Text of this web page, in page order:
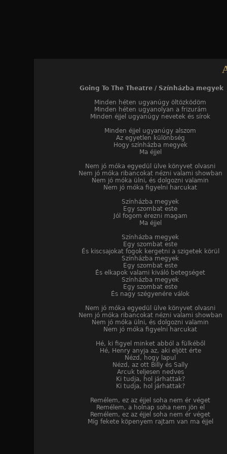
Going To The Theatre / Színházba megyek
Minden héten ugyanúgy öltözködöm
Minden héten ugyanolyan a frizurám
Minden éjjel ugyanúgy nevetek és sírok
Minden éjjel ugyanúgy alszom
Az egyetlen különbség
Hogy színházba megyek
Ma éjjel
Nem jó móka egyedül ülve könyvet olvasni
Nem jó móka ribancokat nézni valami showban
Nem jó móka ülni, és dolgozni valamin
Nem jó móka figyelni harcukat
Színházba megyek
Egy szombat este
Jól fogom érezni magam
Ma éjjel
Színházba megyek
Egy szombat este
És kiscsajokat fogok kergetni a szigetek körül
Színházba megyek
Egy szombat este
És elkapok valami kiváló betegséget
Színházba megyek
Egy szombat este
És nagy szégyenére válok
Nem jó móka egyedül ülve könyvet olvasni
Nem jó móka ribancokat nézni valami showban
Nem jó móka ülni, és dolgozni valamin
Nem jó móka figyelni harcukat
Hé, ki figyel minket abból a fülkéből
Hé, Henry anyja az, aki eljött érte
Nézd, hogy lapul
Nézd, az ott Billy és Sally
Arcuk teljesen nedves
Ki tudja, hol járhattak?
Ki tudja, hol járhattak?
Remélem, ez az éjjel soha nem ér véget
Remélem, a holnap soha nem jön el
Remélem, ez az éjjel soha nem ér véget
Míg fekete köpenyem rajtam van ma éjjel